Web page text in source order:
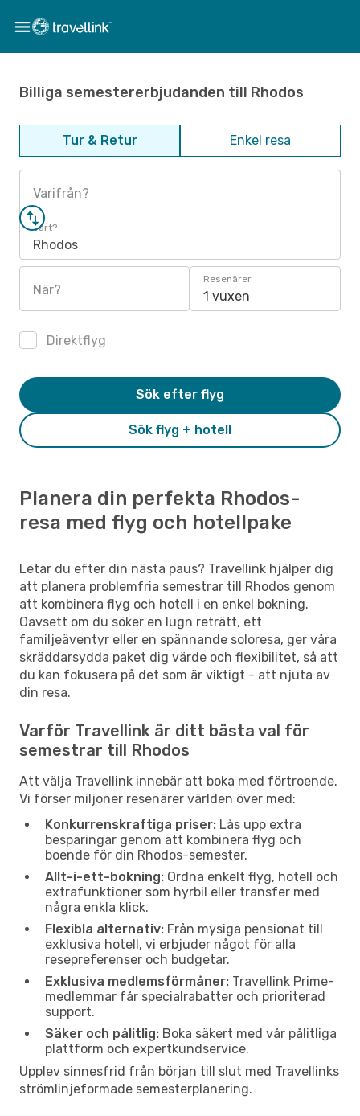
Billiga semestererbjudanden till Rhodos
Tur & Retur Enkel resa
Varifrån?
Vart?
Rhodos
När?
Resenärer
1 vuxen
Direktflyg
Sök flyg + hotell
Sök efter flyg
Planera din perfekta Rhodos-
resa med flyg och hotellpake
Letar du efter din nästa paus? Travellink hjälper dig
att planera problemfria semestrar till Rhodos genom
att kombinera flyg och hotell i en enkel bokning.
Oavsett om du söker en lugn reträtt, ett
familjeäventyr eller en spännande soloresa, ger våra
skräddarsydda paket dig värde och flexibilitet, så att
du kan fokusera på det som är viktigt - att njuta av
din resa.
Varför Travellink är ditt bästa val för
semestrar till Rhodos
Att välja Travellink innebär att boka med förtroende.
Vi förser miljoner resenärer världen över med:
Konkurrenskraftiga priser: Lås upp extra
besparingar genom att kombinera flyg och
boende för din Rhodos-semester.
Allt-i-ett-bokning: Ordna enkelt flyg, hotell och
extrafunktioner som hyrbil eller transfer med
några enkla klick.
Flexibla alternativ: Från mysiga pensionat till
exklusiva hotell, vi erbjuder något för alla
resepreferenser och budgetar.
Exklusiva medlemsförmåner: Travellink Prime-
medlemmar får specialrabatter och prioriterad
support.
Säker och pålitlig: Boka säkert med vår pålitliga
plattform och expertkundservice.
Upplev sinnesfrid från början till slut med Travellinks
strömlinjeformade semesterplanering.